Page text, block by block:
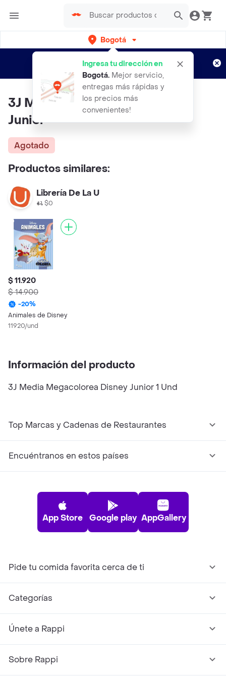
Bogotá
Ingresa tu dirección en
Bogotá. Mejor servicio,
entregas más rápidas y
los precios más
convenientes!
envíos gratis por semanas
Aplican TyC
3J Media Megacolorea Disney
Junior
Agotado
Productos similares:
Librería De La U
$0
$ 11.920
$ 14.900
-20%
Animales de Disney
11920/und
Información del producto
3J Media Megacolorea Disney Junior 1 Und
Top Marcas y Cadenas de Restaurantes
Encuéntranos en estos países
App Store Google play AppGallery
Pide tu comida favorita cerca de ti
Categorías
Únete a Rappi
Sobre Rappi